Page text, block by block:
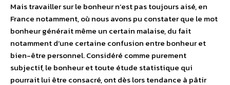
Mais travailler sur le bonheur n’est pas toujours aisé, en
France notamment, où nous avons pu constater que le mot
bonheur générait même un certain malaise, du fait
notamment d’une certaine confusion entre bonheur et
bien-être personnel. Considéré comme purement
subjectif, le bonheur et toute étude statistique qui
pourrait lui être consacré, ont dès lors tendance à pâtir